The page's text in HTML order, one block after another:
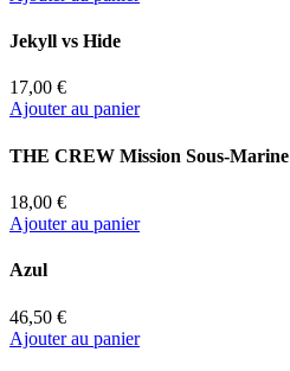
Jekyll vs Hide
17,00 €
Ajouter au panier
THE CREW Mission Sous-Marine
18,00 €
Ajouter au panier
Azul
46,50 €
Ajouter au panier